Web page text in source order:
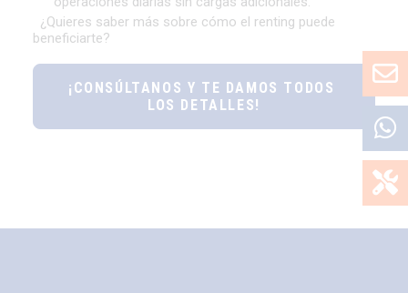
¿Quieres saber más sobre cómo el renting puede
beneficiarte?
¡CONSÚLTANOS Y TE DAMOS TODOS
LOS DETALLES!